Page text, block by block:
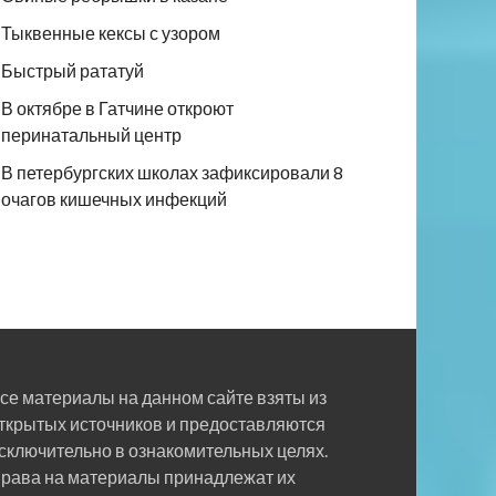
Тыквенные кексы с узором
Быстрый рататуй
В октябре в Гатчине откроют
перинатальный центр
В петербургских школах зафиксировали 8
очагов кишечных инфекций
материалы на данном сайте взяты из
источников и предоставляются
в ознакомительных целях.
на материалы принадлежат их